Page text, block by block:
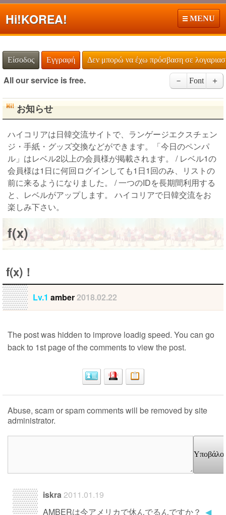
Hi!KOREA! MENU
Είσοδος Εγγραφή Δεν μπορώ να έχω πρόσβαση σε
All our service is free. － Font ＋
お知らせ
ハイコリアは日韓交流サイトで、ランゲージエクスチェン
ジ・手紙・グッズ交換などができます。「今日のペンパ
ル」はレベル2以上の会員様が掲載されます。 / レベル1の
会員様は1日に何回ログインしても1日1回のみ、リストの
前に来るようになりました。 / 一つのIDを長期間利用する
と、レベルがアップします。 ハイコリアで日韓交流をお
楽しみ下さい。
f(x)
f(x)！
Lv.1 amber2018.02.22
The post was hidden to improve loadig speed. You can go
back to 1st page of the comments to view the post.
Abuse, scam or spam comments will be removed by site
administrator.
iskra2011.01.19
AMBERは今アメリカで休んでるんですか？ ◀